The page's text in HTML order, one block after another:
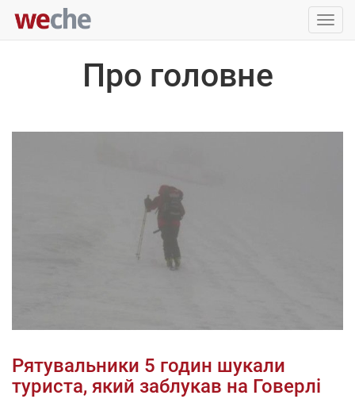
Про головне
Рятувальники 5 годин шукали
туриста, який заблукав на Говерлі